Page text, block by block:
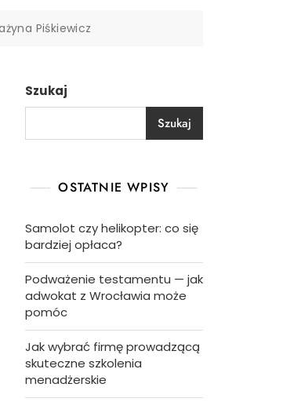
Piśkiewicz
Szukaj
Szukaj
OSTATNIE WPISY
Samolot czy helikopter: co się
bardziej opłaca?
Podważenie testamentu — jak
adwokat z Wrocławia może
pomóc
Jak wybrać firmę prowadzącą
skuteczne szkolenia
menadżerskie